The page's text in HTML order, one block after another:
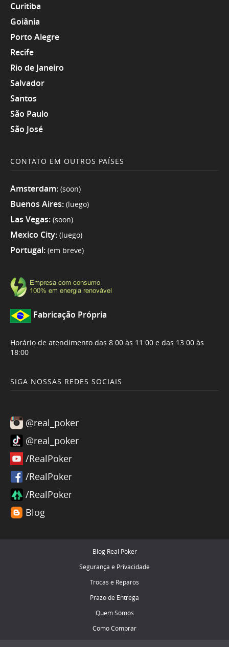
Curitiba
Goiânia
Porto Alegre
Recife
Rio de Janeiro
Salvador
Santos
São Paulo
São José
CONTATO EM OUTROS PAÍSES
Amsterdam: (soon)
Buenos Aires: (luego)
Las Vegas: (soon)
Mexico City: (luego)
Portugal: (em breve)
Fabricação Própria
Horário de atendimento das 8:00 às 11:00 e das 13:00 às
18:00
SIGA NOSSAS REDES SOCIAIS
@real_poker
@real_poker
/RealPoker
/RealPoker
/RealPoker
Blog
Blog Real Poker
Segurança e Privacidade
Trocas e Reparos
Prazo de Entrega
Quem Somos
Como Comprar